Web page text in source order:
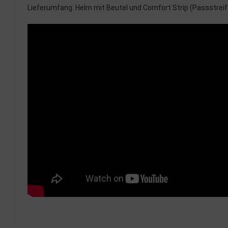
Lieferumfang: Helm mit Beutel und Comfort Strip